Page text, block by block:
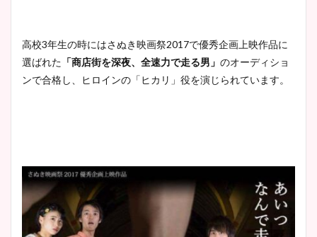
高校3年生の時にはさぬき映画祭2017で優秀企画上映作品に
選ばれた 「商店街を深夜、全速力で走る男」 のオーディショ
ンで合格し、ヒロインの「ヒカリ」役を演じられています。